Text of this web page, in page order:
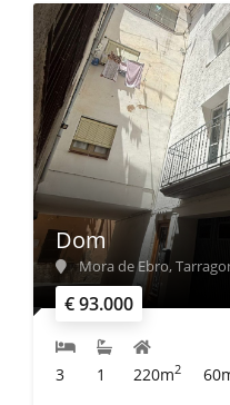
€ 93.000
Dom
Mora de Ebro,
3 1 220m2